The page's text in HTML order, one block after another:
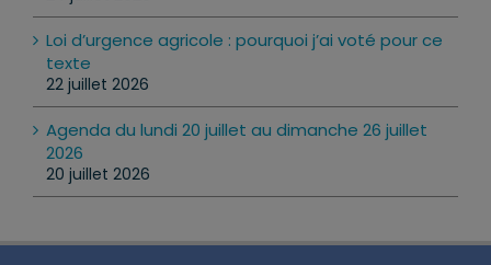
Loi d’urgence agricole : pourquoi j’ai voté pour ce
texte
22 juillet 2026
Agenda du lundi 20 juillet au dimanche 26 juillet
2026
20 juillet 2026